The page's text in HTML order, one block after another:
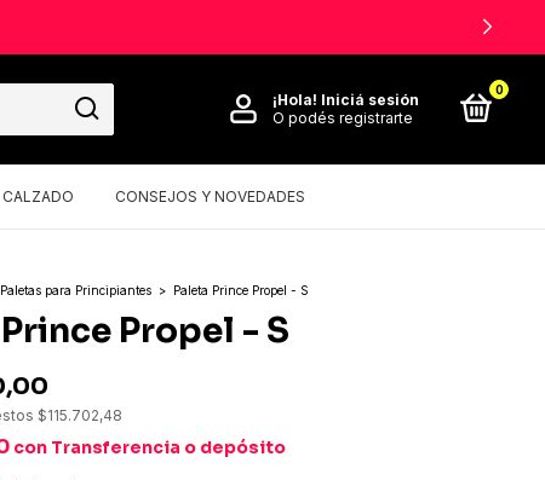
¡Hola! Iniciá sesión
O podés registrarte
0
CALZADO CONSEJOS Y NOVEDADES
Paletas para Principiantes > Paleta Prince Propel - S
Propel - S
$115.702,48
con Transferencia o depósito